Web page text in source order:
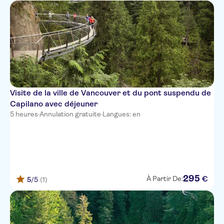
Vancouver
PRE CRUISE Blue Horizon Hotel
PRE CRUISE Hilton Vancouver
Downtown
Hyatt Vancouver Downtown
Alberni
PRE CRUISE Loden Hotel
PRE CRUISE Victorian Hotel
PRE CRUISE Terminal City Club
Rosellen Suites At Stanley Park
Visite de la ville de Vancouver et du pont suspendu de
Capilano avec déjeuner
5 heures·Annulation gratuite·Langues: en
5/5 (1) À Partir De:295 €